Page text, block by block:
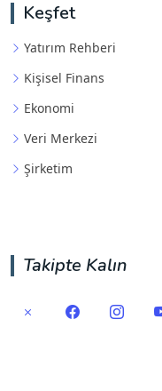
Keşfet
Yatırım Rehberi
Kişisel Finans
Ekonomi
Veri Merkezi
Şirketim
Takipte Kalın